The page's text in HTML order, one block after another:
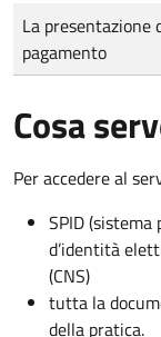
Tipo di pagamento
Importo
La presentazione
pagamento
Cosa
Per accedere al
SPID
d’identità
(CNS)
tutta la
della pratica.